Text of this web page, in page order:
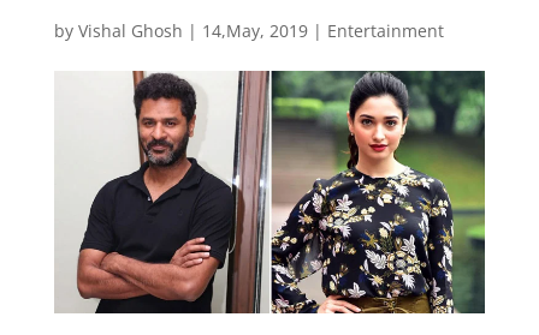
by Vishal Ghosh | 14,May, 2019| Entertainment